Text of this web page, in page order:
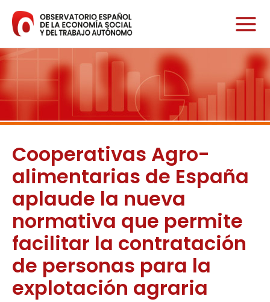
contenido
Cooperativas Agro-
alimentarias de España
aplaude la nueva
normativa que permite
facilitar la contratación
de personas para la
explotación agraria